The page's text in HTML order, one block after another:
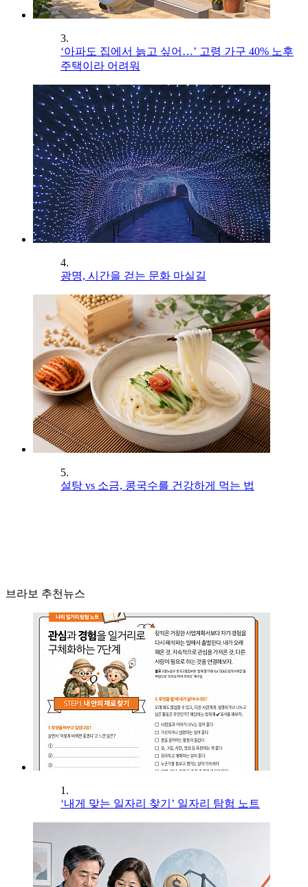
3.
‘아파도 집에서 늙고 싶어…’ 고령 가구 40% 노후
주택이라 어려워
4.
광명, 시간을 걷는 문화 마실길
5.
설탕 vs 소금, 콩국수를 건강하게 먹는 법
브라보 추천뉴스
1.
‘내게 맞는 일자리 찾기’ 일자리 탐험 노트